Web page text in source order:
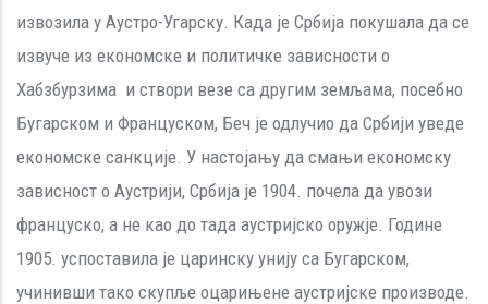
извозила у Аустро-Угарску. Када је Србија покушала да се
извуче из економске и политичке зависности о
Хабзбурзима и створи везе са другим земљама, посебно
Бугарском и Француском, Беч је одлучио да Србији уведе
економске санкције. У настојању да смањи економску
зависност о Аустрији, Србија је 1904. почела да увози
француско, а не као до тада аустријско оружје. Године
1905. успоставила је царинску унију са Бугарском,
учинивши тако скупље оцарињене аустријске производе.